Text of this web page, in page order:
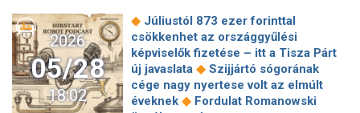
MI AZ A ROBOT PODCAST?az Orbán Viktor születésnapjára
szervezett hálaadó misét◆ Négy
vasúttársaságot államosított vissza a
munkáspárti brit kormány
◆ Csúcsra
járatott és alig kihasznált autógyár is
volt tavaly Magyarországon ◆ Vitézy
2026
05/28
18:02
◆ Júliustól 873 ezer forinttal
csökkenhet az országgyűlési
képviselők fizetése – itt a Tisza Párt
új javaslata ◆ Szijjártó sógorának
cége nagy nyertese volt az elmúlt
éveknek ◆ Fordulat Romanowski